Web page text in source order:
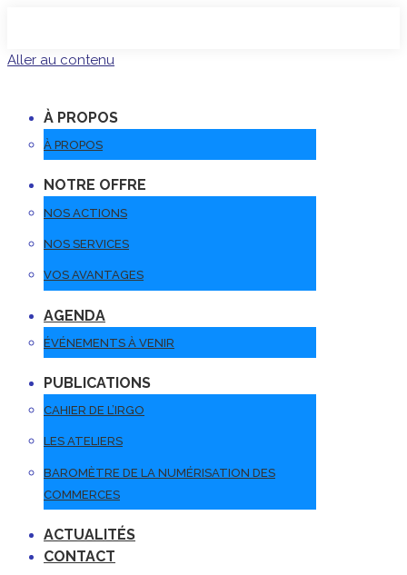
Aller au contenu
À PROPOS
À PROPOS
NOTRE OFFRE
NOS ACTIONS
NOS SERVICES
VOS AVANTAGES
AGENDA
ÉVÉNEMENTS À VENIR
PUBLICATIONS
CAHIER DE L’IRGO
LES ATELIERS
BAROMÈTRE DE LA NUMÉRISATION DES
COMMERCES
ACTUALITÉS
CONTACT